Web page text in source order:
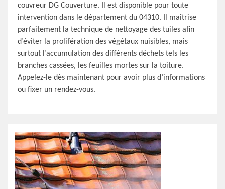
couvreur DG Couverture. Il est disponible pour toute
intervention dans le département du 04310. Il maîtrise
parfaitement la technique de nettoyage des tuiles afin
d’éviter la prolifération des végétaux nuisibles, mais
surtout l’accumulation des différents déchets tels les
branches cassées, les feuilles mortes sur la toiture.
Appelez-le dès maintenant pour avoir plus d’informations
ou fixer un rendez-vous.